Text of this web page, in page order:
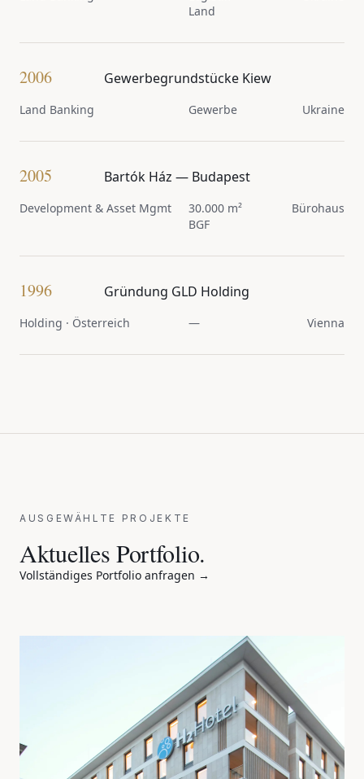
Land
2006 Gewerbegrundstücke Kiew
Land Banking Gewerbe Ukraine
2005 Bartók Ház — Budapest
Development & Asset Mgmt
30.000 m²
BGF
Bürohaus
1996 Gründung GLD Holding
Holding · Österreich — Vienna
AUSGEWÄHLTE PROJEKTE
Aktuelles Portfolio.
Vollständiges Portfolio anfragen →